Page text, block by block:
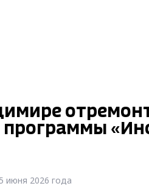
программы
июня 2026 года